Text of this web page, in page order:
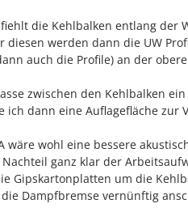
die Kehlbalken entlang der
diesen werden dann die UW
auch die Profile) an der
zwischen den Kehlbalken
ich dann eine Auflagefläche zur
wäre wohl eine bessere
ganz klar der
Gipskartonplatten um die
Dampfbremse vernünftig